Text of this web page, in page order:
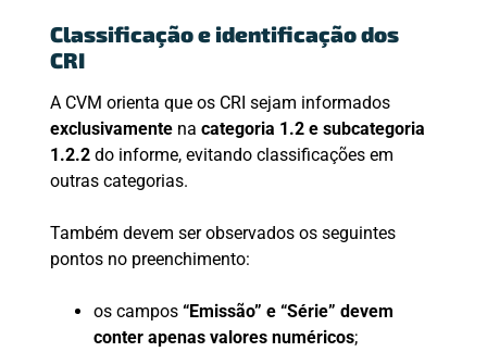
Classificação e identificação dos
CRI
A CVM orienta que os CRI sejam informados
exclusivamentena categoria 1.2 e subcategoria
1.2.2do informe, evitando classificações em
outras categorias.
Também devem ser observados os seguintes
pontos no preenchimento:
os campos “Emissão” e “Série” devem
conter apenas valores numéricos;